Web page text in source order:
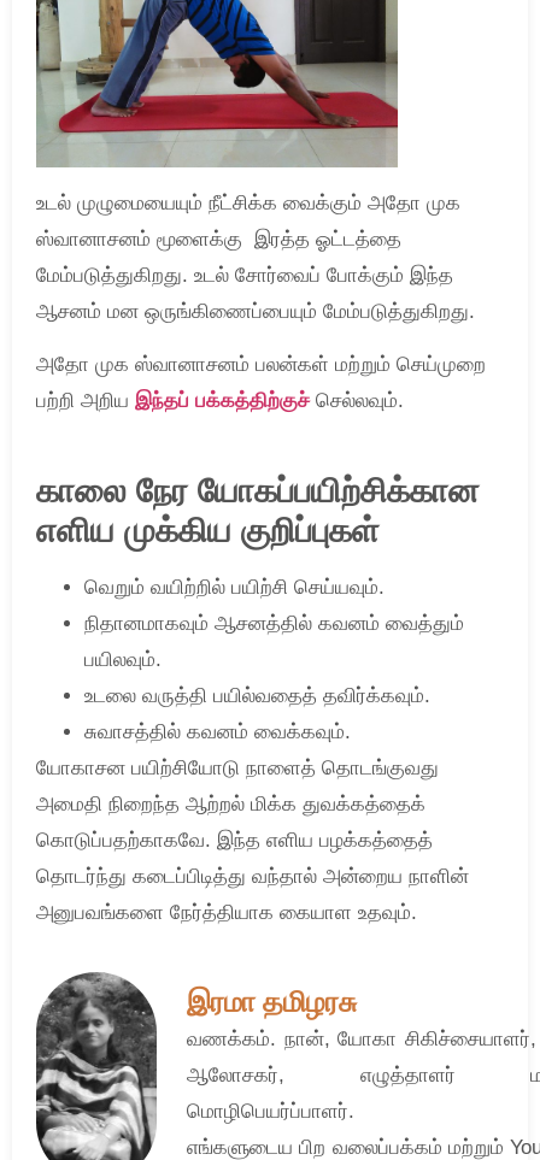
உடல் முழுமையையும் நீட்சிக்க வைக்கும் அதோ முக
ஸ்வானாசனம் மூளைக்கு இரத்த ஓட்டத்தை
மேம்படுத்துகிறது. உடல் சோர்வைப் போக்கும் இந்த
ஆசனம் மன ஒருங்கிணைப்பையும் மேம்படுத்துகிறது.
அதோ முக ஸ்வானாசனம் பலன்கள் மற்றும் செய்முறை
பற்றி அறிய இந்தப் பக்கத்திற்குச்செல்லவும்.
காலை நேர யோகப்பயிற்சிக்கான
எளிய முக்கிய குறிப்புகள்
வெறும் வயிற்றில் பயிற்சி செய்யவும்.
நிதானமாகவும் ஆசனத்தில் கவனம் வைத்தும்
பயிலவும்.
உடலை வருத்தி பயில்வதைத் தவிர்க்கவும்.
சுவாசத்தில் கவனம் வைக்கவும்.
யோகாசன பயிற்சியோடு நாளைத் தொடங்குவது
அமைதி நிறைந்த ஆற்றல் மிக்க துவக்கத்தைக்
கொடுப்பதற்காகவே. இந்த எளிய பழக்கத்தைத்
தொடர்ந்து கடைப்பிடித்து வந்தால் அன்றைய நாளின்
அனுபவங்களை நேர்த்தியாக கையாள உதவும்.
இரமா தமிழரசு
வணக்கம். நான், யோகா சிகிச்சையாளர்,
ஆலோசகர், எழுத்தாளர்
மொழிபெயர்ப்பாளர்.
எங்களுடைய பிற வலைப்பக்கம் மற்றும்